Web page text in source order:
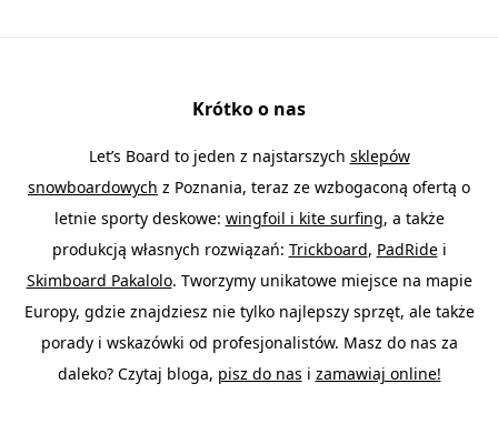
Krótko o nas
Let’s Board to jeden z najstarszych sklepów
snowboardowych z Poznania, teraz ze wzbogaconą ofertą o
letnie sporty deskowe: wingfoil i kite surfing, a także
produkcją własnych rozwiązań: Trickboard, PadRidei
Skimboard Pakalolo. Tworzymy unikatowe miejsce na mapie
Europy, gdzie znajdziesz nie tylko najlepszy sprzęt, ale także
porady i wskazówki od profesjonalistów. Masz do nas za
daleko? Czytaj bloga, pisz do nas i zamawiaj online!